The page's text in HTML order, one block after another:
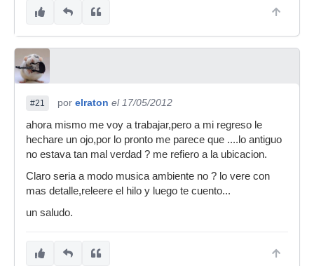
#21 por elraton el 17/05/2012
ahora mismo me voy a trabajar,pero a mi regreso le
hechare un ojo,por lo pronto me parece que ....lo antiguo
no estava tan mal verdad ? me refiero a la ubicacion.
Claro seria a modo musica ambiente no ? lo vere con
mas detalle,releere el hilo y luego te cuento...
un saludo.